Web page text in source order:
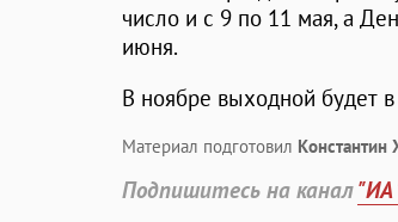
число и с 9 по 11 мая, а
июня.
В ноябре выходной будет в
Материал подготовил Константин
Подпишитесь на канал"ИА